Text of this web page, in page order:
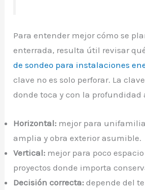
Para entender mejor cómo se
enterrada, resulta útil revisar
de sondeo para instalaciones
clave no es solo perforar. La
donde toca y con la profundidad
Horizontal: mejor para
amplia y obra exterior asumible.
Vertical: mejor para poco
proyectos donde importa
Decisión correcta: depende del